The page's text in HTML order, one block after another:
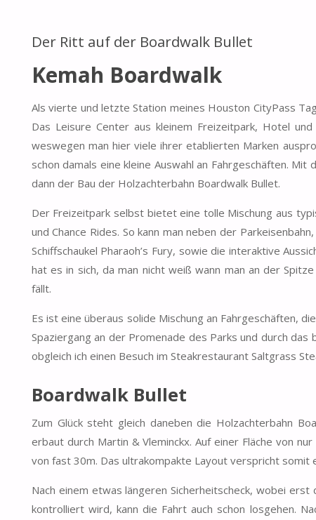
Der Ritt auf der Boardwalk Bullet
Kemah Boardwalk
Als vierte und letzte Station meines Houston CityPass
Das Leisure Center aus kleinem Freizeitpark, Hotel
weswegen man hier viele ihrer etablierten Marken
schon damals eine kleine Auswahl an Fahrgeschäften.
dann der Bau der Holzachterbahn Boardwalk Bullet.
Der Freizeitpark selbst bietet eine tolle Mischung aus
und Chance Rides. So kann man neben der
Schiffschaukel Pharaoh’s Fury, sowie die interaktive
hat es in sich, da man nicht weiß wann man an der
fällt.
Es ist eine überaus solide Mischung an Fahrgeschäften,
Spaziergang an der Promenade des Parks und durch das
obgleich ich einen Besuch im Steakrestaurant Saltgrass
Boardwalk Bullet
Zum Glück steht gleich daneben die Holzachterbahn
erbaut durch Martin & Vleminckx. Auf einer Fläche von
von fast 30m. Das ultrakompakte Layout verspricht somit
Nach einem etwas längeren Sicherheitscheck, wobei
kontrolliert wird, kann die Fahrt auch schon losgehen.